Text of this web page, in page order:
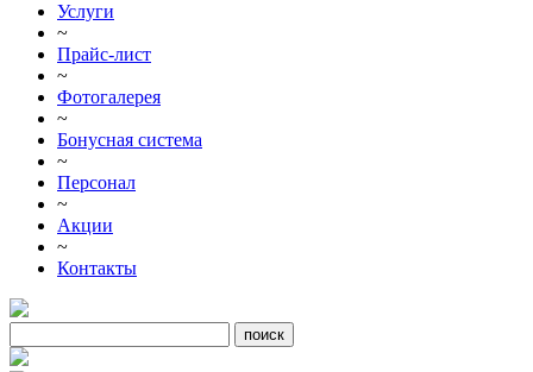
Услуги
~
Прайс-лист
~
Фотогалерея
~
Бонусная система
~
Персонал
~
Акции
~
Контакты